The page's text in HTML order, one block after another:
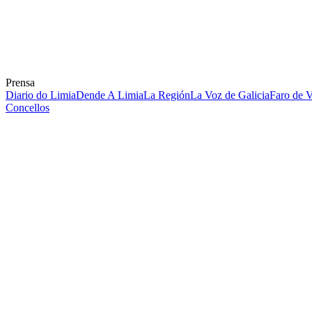
Prensa
Diario do LimiaDende A LimiaLa RegiónLa Voz de GaliciaFaro de
Concellos